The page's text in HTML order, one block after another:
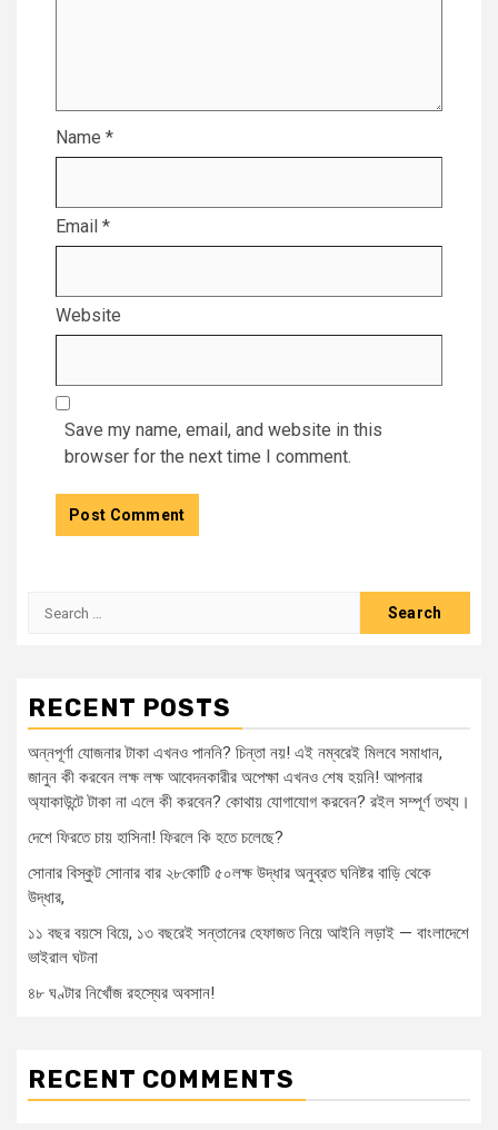
Name *
Email *
Website
Save my name, email, and website in this
browser for the next time I comment.
Search
RECENT POSTS
অন্নপূর্ণা যোজনার টাকা এখনও পাননি? চিন্তা নয়! এই নম্বরেই মিলবে সমাধান,
জানুন কী করবেন লক্ষ লক্ষ আবেদনকারীর অপেক্ষা এখনও শেষ হয়নি! আপনার
অ্যাকাউন্টে টাকা না এলে কী করবেন? কোথায় যোগাযোগ করবেন? রইল সম্পূর্ণ তথ্য।
দেশে ফিরতে চায় হাসিনা! ফিরলে কি হতে চলেছে?
সোনার বিস্কুট সোনার বার ২৮কোটি ৫০লক্ষ উদ্ধার অনুব্রত ঘনিষ্টর বাড়ি থেকে
উদ্ধার,
১১ বছর বয়সে বিয়ে, ১৩ বছরেই সন্তানের হেফাজত নিয়ে আইনি লড়াই — বাংলাদেশে
ভাইরাল ঘটনা
৪৮ ঘণ্টার নিখোঁজ রহস্যের অবসান!
RECENT COMMENTS